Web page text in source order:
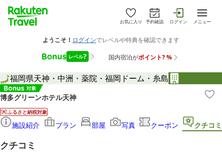
お気に入り 予約確認 ログイン メニュー
福岡県天神・中洲・薬院・福岡ドーム・糸島
博多グリーンホテル天神
ふるさと納税対象
施設紹介 プラン 部屋 写真 クーポン クチコミ
クチコミ